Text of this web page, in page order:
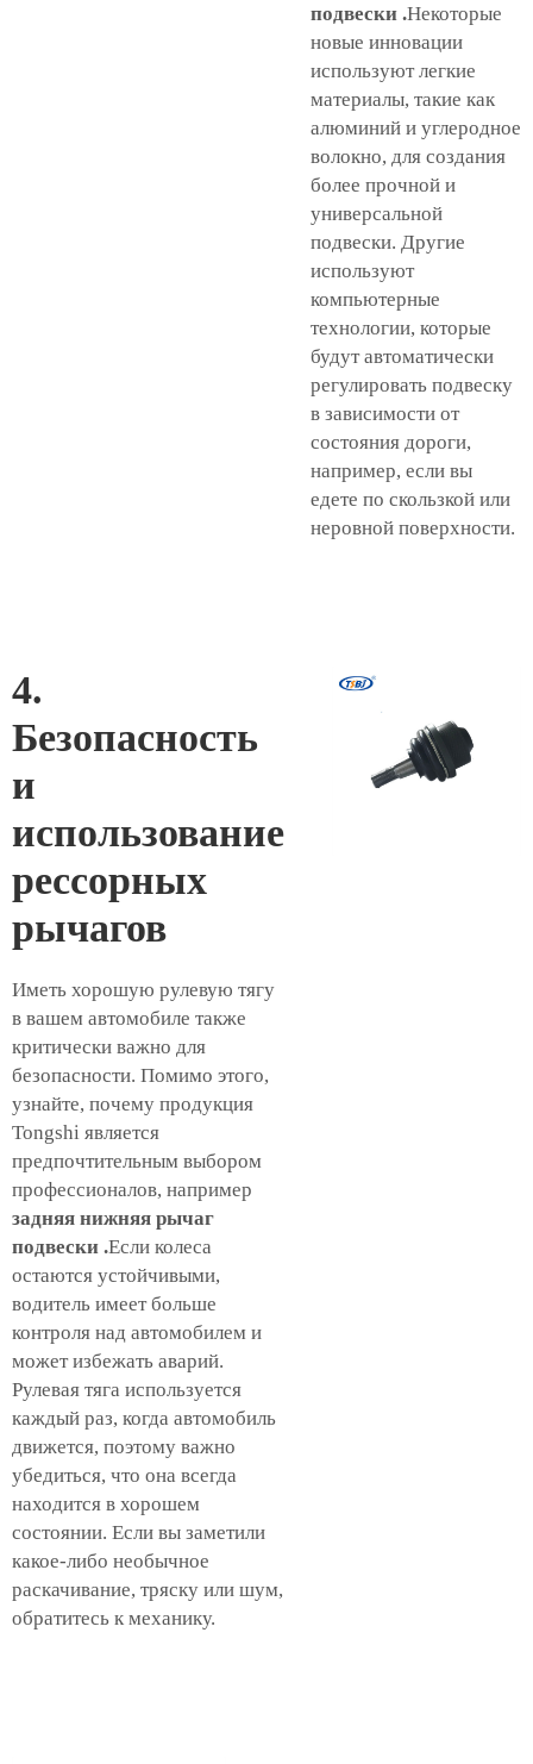
подвески .Некоторые
новые инновации
используют легкие
материалы, такие как
алюминий и углеродное
волокно, для создания
более прочной и
универсальной
подвески. Другие
используют
компьютерные
технологии, которые
будут автоматически
регулировать подвеску
в зависимости от
состояния дороги,
например, если вы
едете по скользкой или
неровной поверхности.
4.
Безопасность
и
использование
рессорных
рычагов
Иметь хорошую рулевую тягу
в вашем автомобиле также
критически важно для
безопасности. Помимо этого,
узнайте, почему продукция
Tongshi является
предпочтительным выбором
профессионалов, например
задняя нижняя рычаг
подвески .Если колеса
остаются устойчивыми,
водитель имеет больше
контроля над автомобилем и
может избежать аварий.
Рулевая тяга используется
каждый раз, когда автомобиль
движется, поэтому важно
убедиться, что она всегда
находится в хорошем
состоянии. Если вы заметили
какое-либо необычное
раскачивание, тряску или шум,
обратитесь к механику.